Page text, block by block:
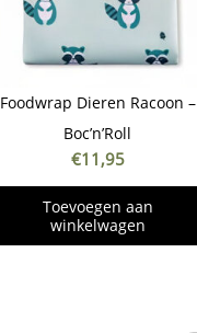
Foodwrap Dieren Racoon –
Boc’n’Roll
€11,95
Toevoegen aan
winkelwagen